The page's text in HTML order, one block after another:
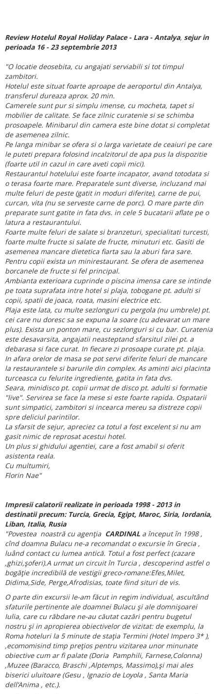
Review Hotelul Royal Holiday Palace - Lara - Antalya, sejur in
perioada 16 - 23 septembrie 2013
"O locatie deosebita, cu angajati serviabili si tot timpul
zambitori.
Hotelul este situat foarte aproape de aeroportul din Antalya,
transferul dureaza aprox. 20 min.
Camerele sunt pur si simplu imense, cu mocheta, tapet si
mobilier de calitate. Se face zilnic curatenie si se schimba
prosoapele. Minibarul din camera este bine dotat si completat
de asemenea zilnic.
Pe langa minibar se ofera si o larga varietate de ceaiuri pe care
le puteti prepara folosind incalzitorul de apa pus la dispozitie
(foarte util in cazul in care aveti copii mici).
Restaurantul hotelului este foarte incapator, avand totodata si
o terasa foarte mare. Preparatele sunt diverse, incluzand mai
multe feluri de peste (gatit in moduri diferite), carne de pui,
curcan, vita (nu se serveste carne de porc). O mare parte din
preparate sunt gatite in fata dvs. in cele 5 bucatarii aflate pe o
latura a restaurantului.
Foarte multe feluri de salate si branzeturi, specialitati turcesti,
foarte multe fructe si salate de fructe, minuturi etc. Gasiti de
asemenea mancare dietetica fiarta sau la aburi fara sare.
Pentru copii exista un minirestaurant. Se ofera de asemenea
borcanele de fructe si fel principal.
Ambianta exterioara cuprinde o piscina imensa care se intinde
pe toata suprafata intre hotel si plaja, tobogane pt. adulti si
copii, spatii de joaca, roata, masini electrice etc.
Plaja este lata, cu multe sezlonguri cu pergola (nu umbrele) pt.
cei care nu doresc sa se expuna la soare (cu adevarat un mare
plus). Exista un ponton mare, cu sezlonguri si cu bar. Curatenia
este desavarsita, angajatii neasteptand sfarsitul zilei pt. a
debarasa si face curat. In fiecare zi prosoape curate pt. plaja.
In afara orelor de masa se pot servi diferite feluri de mancare
la restaurantele si barurile din complex. As aminti aici placinta
turceasca cu felurite ingrediente, gatita in fata dvs.
Seara, minidisco pt. copii urmat de disco pt. adulti si formatie
"live". Servirea se face la mese si este foarte rapida. Ospatarii
sunt simpatici, zambitori si incearca mereu sa distreze copii
spre deliciul parintilor.
La sfarsit de sejur, apreciez ca totul a fost excelent si nu am
gasit nimic de reprosat acestui hotel.
Un plus si ghidului agentiei, care a fost amabil si oferit
asistenta reala.
Cu multumiri,
Florin Nae"
Impresii calatorii realizate in perioada 1998 - 2013 in
destinatii precum: Turcia, Grecia, Egipt, Maroc, Siria, Iordania,
Liban, Italia, Rusia
"Povestea noastră cu agenţia CARDINAL a început în 1998 ,
cînd doamna Bulacu ne-a recomandat o excursie în Grecia ,
luând contact cu lumea antică. Totul a fost perfect (cazare
,ghizi,şoferi).A urmat un circuit în Turcia , descoperind astfel o
bogăţie incredibilă de vestigii greco-romane:Efes,Milet,
Didima,Side, Perge,Afrodisias, toate fiind situri de vis.
O parte din excursii le-am făcut in regim individual, ascultând
sfaturile pertinente ale doamnei Bulacu şi ale domnişoarei
Iulia, care cu răbdare ne-au căutat cazări pentru bugetul
nostru şi in apropierea obiectivelor de vizitat: de exemplu, la
Roma hoteluri la 5 minute de staţia Termini (Hotel Impero 3* ),
,ecomomisind timp preţios pentru vizitarea unor minunate
obiective cum ar fi palate (Doria Pamphili, Farnese,Colonna)
,Muzee (Baracco, Braschi ,Alptemps, Massimo),şi mai ales
biserici uluitoare (Gesu , Ignazio de Loyola , Santa Maria
dell’Anima , etc.).